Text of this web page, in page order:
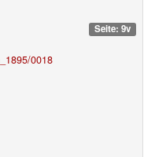
Seite: 9v
0018